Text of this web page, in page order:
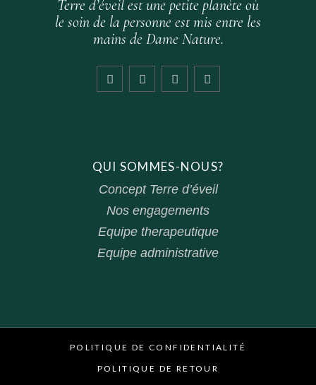
Terre d’éveil est une petite planète où
le soin de la personne est mis entre les
mains de Dame Nature.
QUI SOMMES-NOUS?
Concept Terre d’éveil
Nos engagements
Equipe therapeutique
Equipe administrative
POLITIQUE DE CONFIDENTIALITÉ
POLITIQUE DE RETOUR